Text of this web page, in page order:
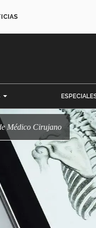
Médico Cirujano